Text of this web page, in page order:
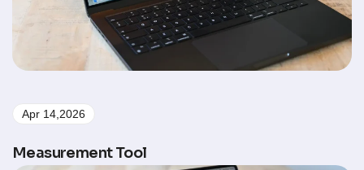
Apr 14,2026
Measurement Tool